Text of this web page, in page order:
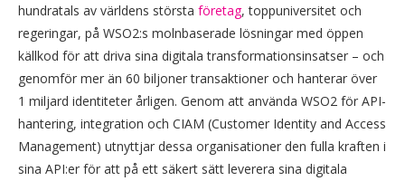
hundratals av världens största företag, toppuniversitet och
regeringar, på WSO2:s molnbaserade lösningar med öppen
källkod för att driva sina digitala transformationsinsatser – och
genomför mer än 60 biljoner transaktioner och hanterar över
1 miljard identiteter årligen. Genom att använda WSO2 för API-
hantering, integration och CIAM (Customer Identity and Access
Management) utnyttjar dessa organisationer den fulla kraften i
sina API:er för att på ett säkert sätt leverera sina digitala